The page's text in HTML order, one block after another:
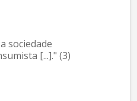
sociedade
[...]." (3)